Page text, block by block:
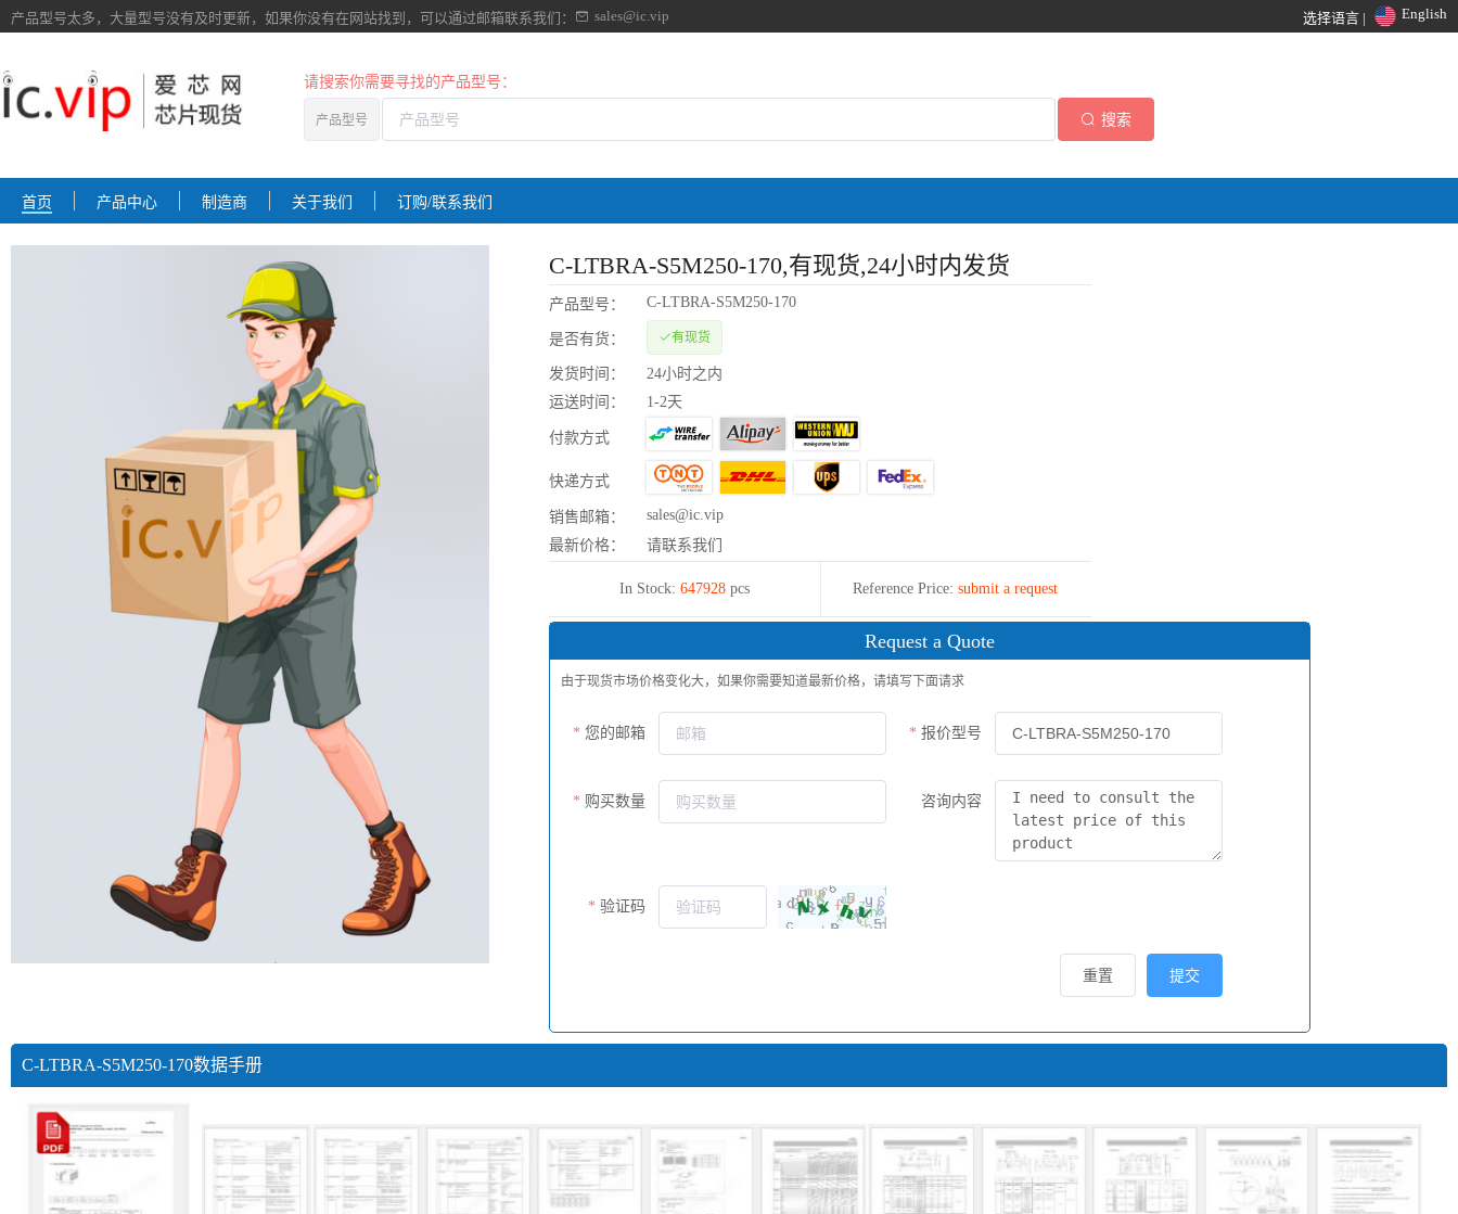
产品型号太多，大量型号没有及时更新，如果你没有在网站找到， 可以通过邮箱联系我们： sales@ic.vip 选择语言 | English
请搜索你需要寻找的产品型号：
产品型号 搜索
首页 产品中心 制造商 关于我们 订购/联系我们
C-LTBRA-S5M250-170,有现货,24小时内发货
产品型号： C-LTBRA-S5M250-170
是否有货： 有现货
发货时间：
24小时之内
运送时间：
1-2天
付款方式
快递方式
销售邮箱：
sales@ic.vip
最新价格：
请联系我们
In Stock: 647928 pcs Reference Price: submit a request
Request a Quote
由于现货市场价格变化大，如果你需要知道最新价格，请填写下面请求
您的邮箱 报价型号
购买数量 咨询内容
验证码
提交
重置
C-LTBRA-S5M250-170数据手册